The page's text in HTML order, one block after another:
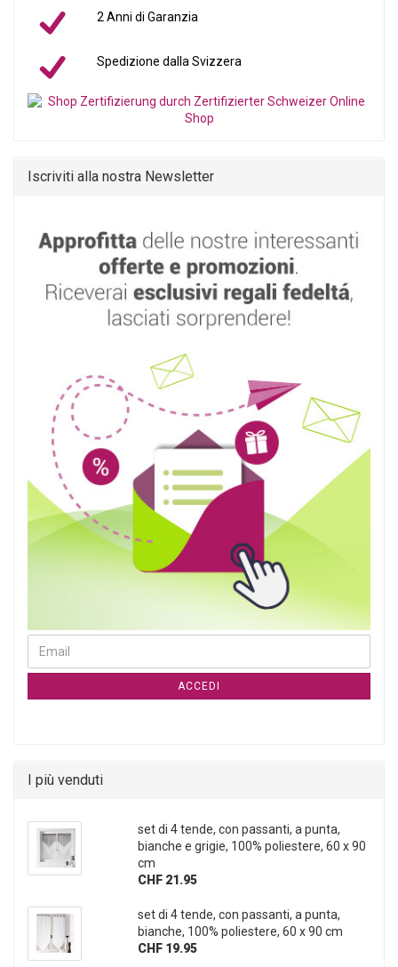
2 Anni di Garanzia
Spedizione dalla Svizzera
Iscriviti alla nostra Newsletter
ACCEDI
I più venduti
set di 4 tende, con passanti, a punta,
bianche e grigie, 100% poliestere, 60 x 90
cm
CHF 21.95
set di 4 tende, con passanti, a punta,
bianche, 100% poliestere, 60 x 90 cm
CHF 19.95